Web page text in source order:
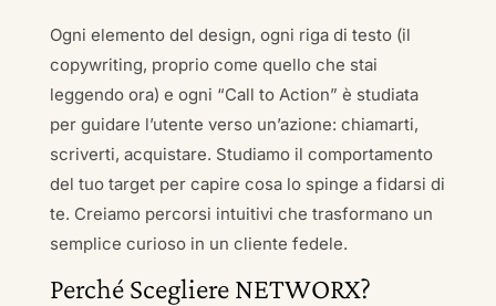
Ogni elemento del design, ogni riga di testo (il
copywriting, proprio come quello che stai
leggendo ora) e ogni “Call to Action” è studiata
per guidare l’utente verso un’azione: chiamarti,
scriverti, acquistare. Studiamo il comportamento
del tuo target per capire cosa lo spinge a fidarsi di
te. Creiamo percorsi intuitivi che trasformano un
semplice curioso in un cliente fedele.
Perché Scegliere NETWORX?